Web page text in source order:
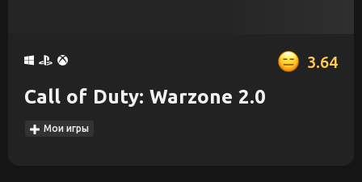
3.64
Call of Duty: Warzone 2.0
Мои игры